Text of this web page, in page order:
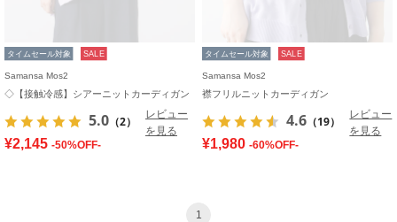
タイムセール対象 SALE
Samansa Mos2
◇【接触冷感】シアーニットカーディガン
5.0 （2）
レビュー
を見る
¥2,145 -50%OFF-
タイムセール対象 SALE
Samansa Mos2
襟フリルニットカーディガン
4.6 （19）
レビュー
を見る
¥1,980 -60%OFF-
1